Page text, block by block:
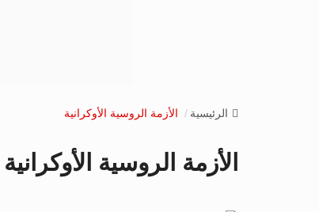
الرئيسية الأزمة الروسية الأوكرانية
الأزمة الروسية الأوكرانية